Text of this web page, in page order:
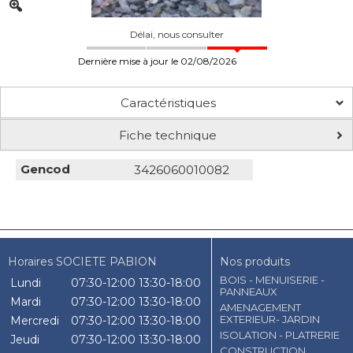
Délai, nous consulter
Dernière mise à jour le 02/08/2026
Caractéristiques
Fiche technique
Gencod 3426060010082
Horaires SOCIETE PABION
Lundi
07:30-12:00 13:30-18:00
Mardi
07:30-12:00 13:30-18:00
Mercredi
07:30-12:00 13:30-18:00
Jeudi
07:30-12:00 13:30-18:00
Nos produits
BOIS - MENUISERIE -
PANNEAUX
AMENAGEMENT
EXTERIEUR- JARDIN
ISOLATION - PLATRERIE